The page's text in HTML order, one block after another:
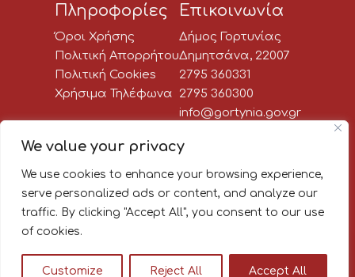
We value your privacy
We use cookies to enhance your browsing experience,
serve personalized ads or content, and analyze our
traffic. By clicking "Accept All", you consent to our use
of cookies.
Customize Reject All Accept All
Πληροφορίες
Όροι Χρήσης
Πολιτική Απορρήτου
Πολιτική Cookies
Χρήσιμα Τηλέφωνα
Επικοινωνία
Δήμος Γορτυνίας
Δημητσάνα, 22007
2795 360331
2795 360300
info@gortynia.gov.gr
Social Media
Newsletter:
Κάνε εγγραφή στο newsletter
μαθαίνεις πρώτος όλα τα νέα!